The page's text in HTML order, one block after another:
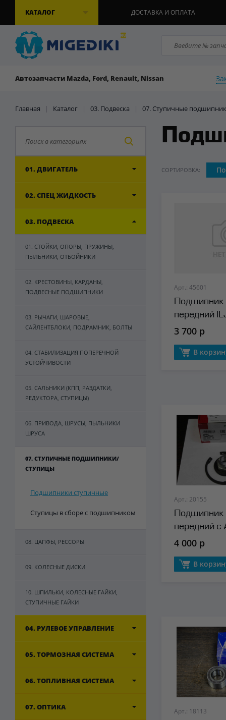
КАТАЛОГ ДОСТАВКА И ОПЛАТА
Автозапчасти Mazda, Ford, Renault, Nissan
Главная | Каталог | 03. Подвеска | 07. Ступичные
01. ДВИГАТЕЛЬ
02. СПЕЦ ЖИДКОСТЬ
03. ПОДВЕСКА
01. СТОЙКИ, ОПОРЫ, ПРУЖИНЫ,
ПЫЛЬНИКИ, ОТБОЙНИКИ
02. КРЕСТОВИНЫ, КАРДАНЫ,
ПОДВЕСНЫЕ ПОДШИПНИКИ
03. РЫЧАГИ, ШАРОВЫЕ,
САЙЛЕНТБЛОКИ, ПОДРАМНИК, БОЛТЫ
04. СТАБИЛИЗАЦИЯ ПОПЕРЕЧНОЙ
УСТОЙЧИВОСТИ
05. САЛЬНИКИ (КПП, РАЗДАТКИ,
РЕДУКТОРА, СТУПИЦЫ)
06. ПРИВОДА, ШРУСЫ, ПЫЛЬНИКИ
ШРУСА
07. СТУПИЧНЫЕ ПОДШИПНИКИ/
СТУПИЦЫ
Подшипники ступичные
Ступицы в сборе с подшипником
08. ЦАПФЫ, РЕССОРЫ
09. КОЛЕСНЫЕ ДИСКИ
10. ШПИЛЬКИ, КОЛЕСНЫЕ ГАЙКИ,
СТУПИЧНЫЕ ГАЙКИ
04. РУЛЕВОЕ УПРАВЛЕНИЕ
05. ТОРМОЗНАЯ СИСТЕМА
06. ТОПЛИВНАЯ СИСТЕМА
07. ОПТИКА
СОРТИРОВКА:
Арт.: 45601
Подшипник
передний
3 700 р
В
Арт.: 20155
Подшипник
передний c
4 000 р
В
Арт.: 18113